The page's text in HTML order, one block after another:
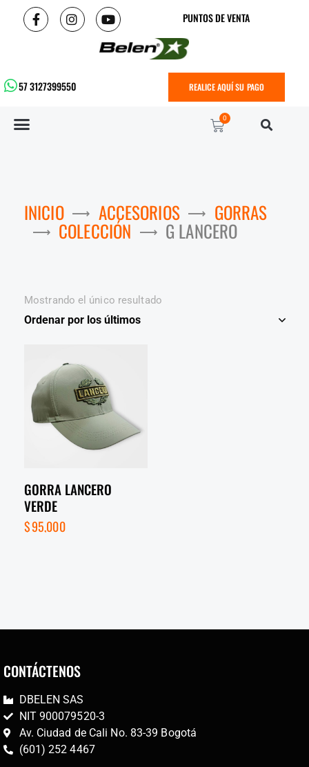
PUNTOS DE VENTA
57 3127399550 REALICE AQUÍ SU PAGO
0
INICIO ACCESORIOS GORRAS
COLECCIÓN G LANCERO
Mostrando el único resultado
GORRA LANCERO
VERDE
$95,000
CONTÁCTENOS
DBELEN SAS
NIT 900079520-3
Av. Ciudad de Cali No. 83-39 Bogotá
(601) 252 4467